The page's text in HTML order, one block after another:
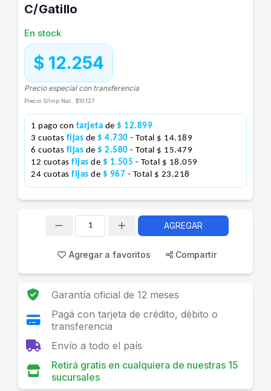
C/Gatillo
En stock
$ 12.254
Precio especial con transferencia
Precio S/Imp.Nac. $10.127
1 pago con tarjeta de $ 12.899
3 cuotas fijas de $ 4.730 - Total $ 14.189
6 cuotas fijas de $ 2.580 - Total $ 15.479
12 cuotas fijas de $ 1.505 - Total $ 18.059
24 cuotas fijas de $ 967 - Total $ 23.218
AGREGAR
Agregar a favoritos Compartir
Garantía oficial de 12 meses
Pagá con tarjeta de crédito, débito o
transferencia
Envío a todo el país
Retirá gratis en cualquiera de nuestras 15
sucursales